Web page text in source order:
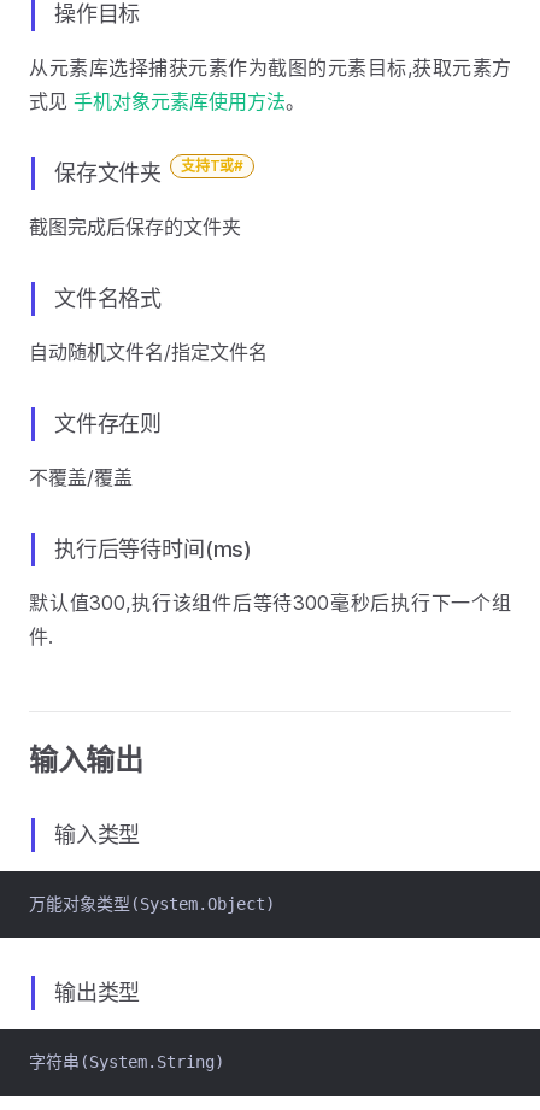
操作目标
从元素库选择捕获元素作为截图的元素目标,获取元素方
式见 手机对象元素库使用方法。
保存文件夹 支持T或#
截图完成后保存的文件夹
文件名格式
自动随机文件名/指定文件名
文件存在则
不覆盖/覆盖
执行后等待时间(ms)
默认值300,执行该组件后等待300毫秒后执行下一个组
件.
输入输出
输入类型
万能对象类型(System.Object)
输出类型
字符串(System.String)